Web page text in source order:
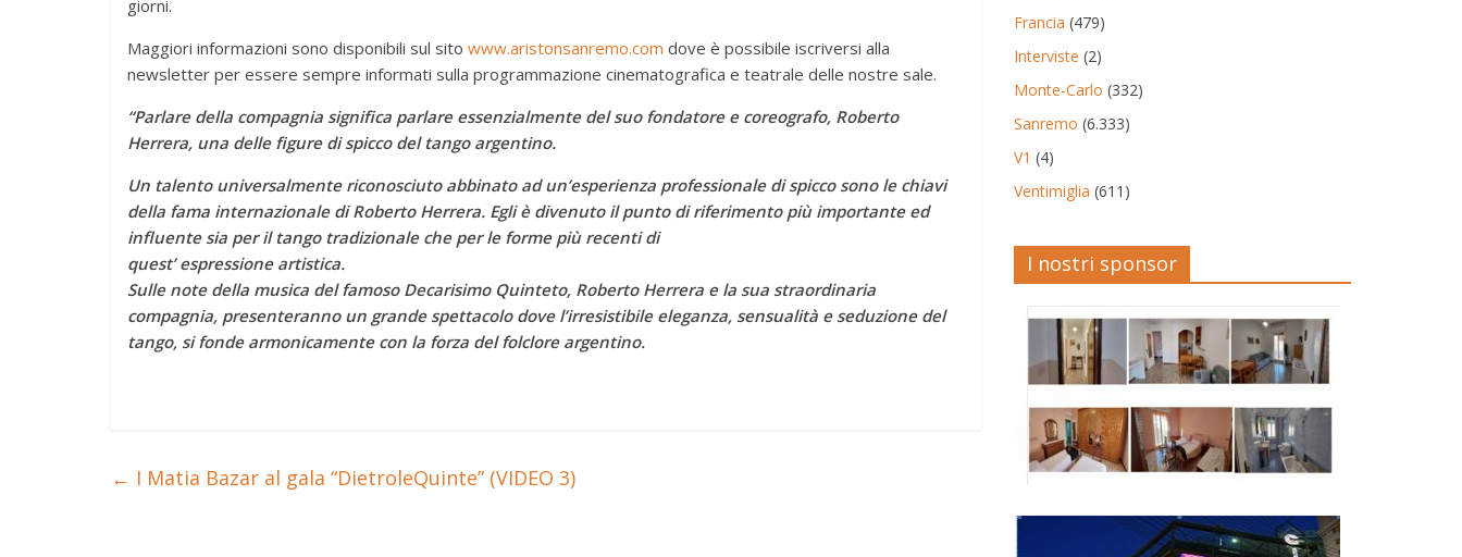
giorni.
Maggiori informazioni sono disponibili sul sito www.aristonsanremo.com dove è possibile iscriversi alla
newsletter per essere sempre informati sulla programmazione cinematografica e teatrale delle nostre sale.
“Parlare della compagnia significa parlare essenzialmente del suo fondatore e coreografo, Roberto
Herrera, una delle figure di spicco del tango argentino.
Un talento universalmente riconosciuto abbinato ad un’esperienza professionale di spicco sono le chiavi
della fama internazionale di Roberto Herrera. Egli è divenuto il punto di riferimento più importante ed
influente sia per il tango tradizionale che per le forme più recenti di
quest’ espressione artistica.
Sulle note della musica del famoso Decarisimo Quinteto, Roberto Herrera e la sua straordinaria
compagnia, presenteranno un grande spettacolo dove l’irresistibile eleganza, sensualità e seduzione del
tango, si fonde armonicamente con la forza del folclore argentino.
← I Matia Bazar al gala “DietroleQuinte” (VIDEO 3)
Francia (479)
Interviste (2)
Monte-Carlo (332)
Sanremo (6.333)
V1 (4)
Ventimiglia (611)
I nostri sponsor